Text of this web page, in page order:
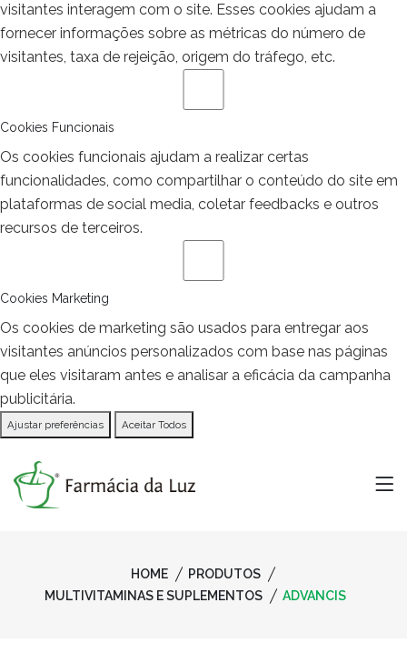
visitantes interagem com o site. Esses cookies ajudam a
fornecer informações sobre as métricas do número de
visitantes, taxa de rejeição, origem do tráfego, etc.
Cookies Funcionais
Os cookies funcionais ajudam a realizar certas
funcionalidades, como compartilhar o conteúdo do site em
plataformas de social media, coletar feedbacks e outros
recursos de terceiros.
Cookies Marketing
Os cookies de marketing são usados para entregar aos
visitantes anúncios personalizados com base nas páginas
que eles visitaram antes e analisar a eficácia da campanha
publicitária.
Ajustar preferências Aceitar Todos
HOME
PRODUTOS
MULTIVITAMINAS E SUPLEMENTOS
ADVANCIS